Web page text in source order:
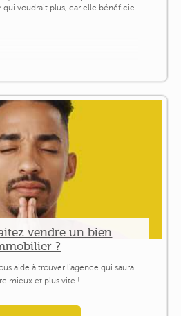
qui voudrait plus, car elle bénéficie
vendre un bien
?
aide à trouver l'agence qui saura
mieux et plus vite !